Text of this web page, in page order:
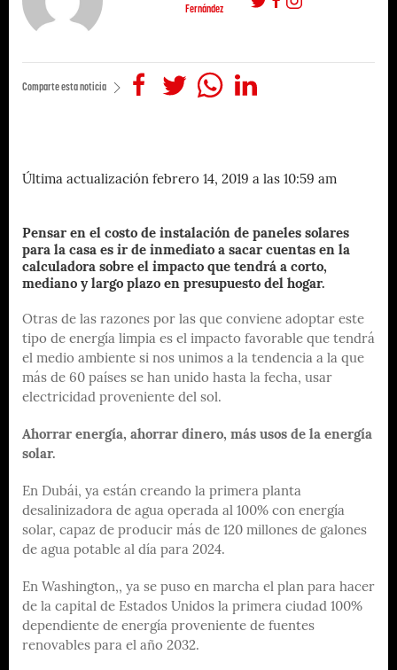
Fernández
Comparte esta noticia
Última actualización febrero 14, 2019 a las 10:59 am
Pensar en el costo de instalación de paneles solares
para la casa es ir de inmediato a sacar cuentas en la
calculadora sobre el impacto que tendrá a corto,
mediano y largo plazo en presupuesto del hogar.
Otras de las razones por las que conviene adoptar este
tipo de energía limpia es el impacto favorable que tendrá
el medio ambiente si nos unimos a la tendencia a la que
más de 60 países se han unido hasta la fecha, usar
electricidad proveniente del sol.
Ahorrar energía, ahorrar dinero, más usos de la energía
solar.
En Dubái, ya están creando la primera planta
desalinizadora de agua operada al 100% con energía
solar, capaz de producir más de 120 millones de galones
de agua potable al día para 2024.
En Washington,, ya se puso en marcha el plan para hacer
de la capital de Estados Unidos la primera ciudad 100%
dependiente de energía proveniente de fuentes
renovables para el año 2032.